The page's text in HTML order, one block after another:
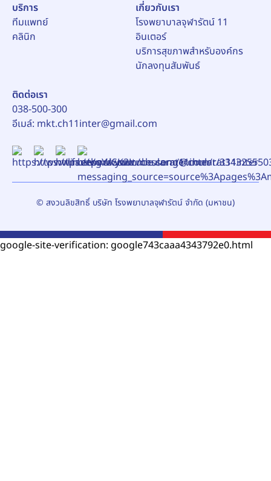
บริการ
ทีมแพทย์
คลินิก
เกี่ยวกับเรา
โรงพยาบาลจุฬารัตน์ 11
อินเตอร์
บริการสุขภาพสำหรับองค์กร
นักลงทุนสัมพันธ์
ติดต่อเรา
038-500-300
อีเมล์: mkt.ch11inter@gmail.com
© สงวนลิขสิทธิ์ บริษัท โรงพยาบาลจุฬารัตน์ จำกัด (มหาชน)
google-site-verification: google743caaa4343792e0.html